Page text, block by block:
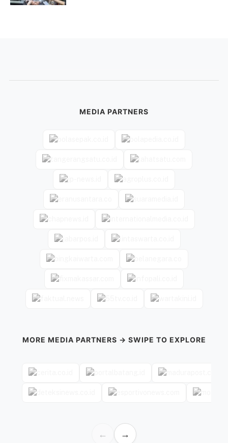
MEDIA PARTNERS
MORE MEDIA PARTNERS → SWIPE TO EXPLORE
← →